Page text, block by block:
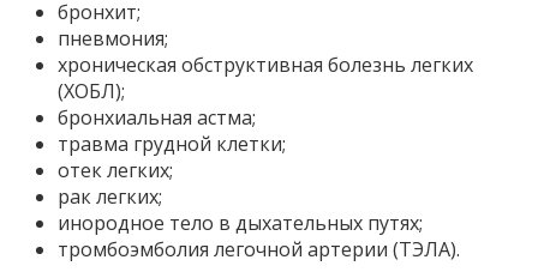
бронхит;
пневмония;
хроническая обструктивная болезнь легких
(ХОБЛ);
бронхиальная астма;
травма грудной клетки;
отек легких;
рак легких;
инородное тело в дыхательных путях;
тромбоэмболия легочной артерии (ТЭЛА).